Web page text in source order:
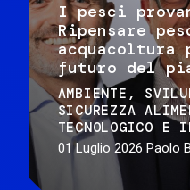
I pesci
Ripensare
futuro del
AMBIENTE
SICUREZZA
TECNOLOGICO E
01 Luglio 2026 Paolo